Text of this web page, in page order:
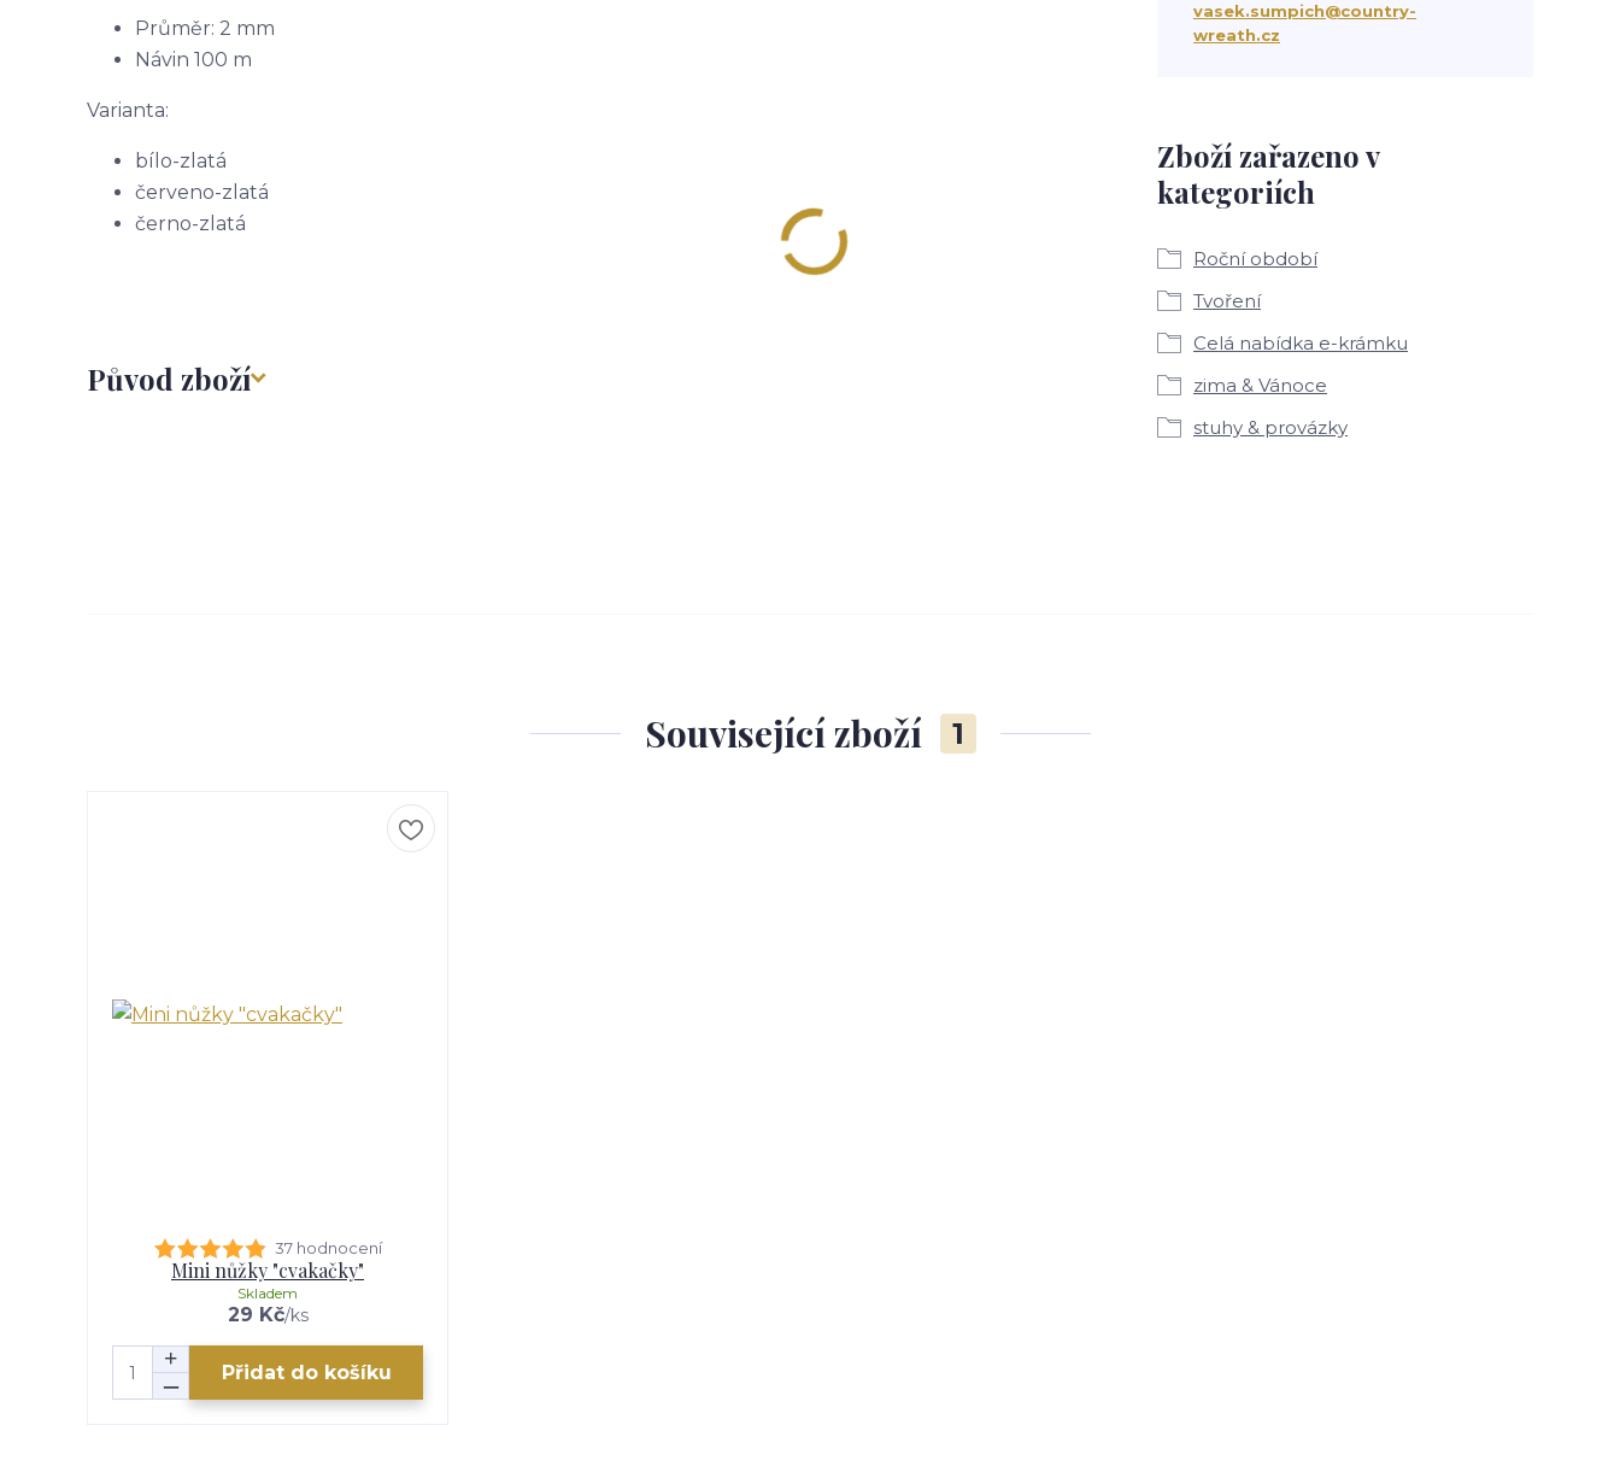
Průměr: 2 mm
Návin 100 m
Varianta:
bílo-zlatá
červeno-zlatá
černo-zlatá
Původ zboží
Zboží zařazeno v
kategoriích
Roční období
Tvoření
Celá nabídka e-krámku
zima & Vánoce
stuhy & provázky
vasek.sumpich@country-
wreath.cz
Související zboží 1
37 hodnocení
Mini nůžky "cvakačky"
29 Kč/ks
Skladem
Přidat do košíku